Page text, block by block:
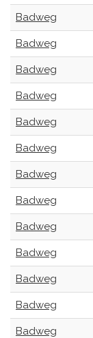
Badweg
Badweg
Badweg
Badweg
Badweg
Badweg
Badweg
Badweg
Badweg
Badweg
Badweg
Badweg
Badweg